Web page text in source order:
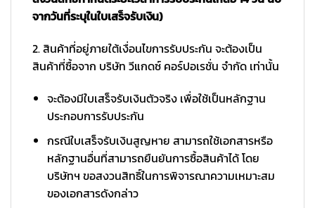
จากวันที่ระบุในใบเสร็จรับเงิน)
2. สินค้าที่อยู่ภายใต้เงื่อนไขการรับประกัน จะต้องเป็น
สินค้าที่ซื้อจาก บริษัท วีแกดซ์ คอร์ปอเรชั่น จำกัด เท่านั้น
จะต้องมีใบเสร็จรับเงินตัวจริง เพื่อใช้เป็นหลักฐาน
ประกอบการรับประกัน
กรณีใบเสร็จรับเงินสูญหาย สามารถใช้เอกสารหรือ
หลักฐานอื่นที่สามารถยืนยันการซื้อสินค้าได้ โดย
บริษัทฯ ขอสงวนสิทธิ์ในการพิจารณาความเหมาะสม
ของเอกสารดังกล่าว